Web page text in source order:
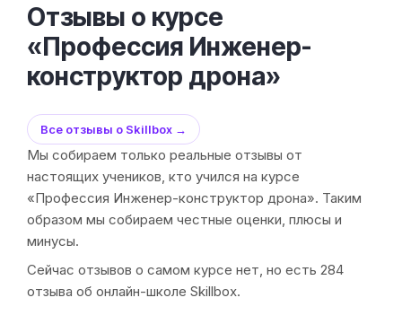
Отзывы о курсе
«Профессия Инженер-
конструктор дрона»
Все отзывы о Skillbox →
Мы собираем только реальные отзывы от
настоящих учеников, кто учился на курсе
«Профессия Инженер-конструктор дрона». Таким
образом мы собираем честные оценки, плюсы и
минусы.
Сейчас отзывов о самом курсе нет, но есть 284
отзыва об онлайн-школе Skillbox.